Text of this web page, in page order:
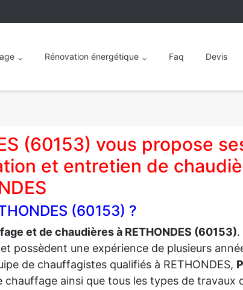
Rénovation énergétique Faq Devis
(60153) vous propose
et entretien de
(60153) ?
et de chaudières à RETHONDES (60153).
possèdent une expérience de plusieurs
de chauffagistes qualifiés à RETHONDES,
chauffage ainsi que tous les types de travaux